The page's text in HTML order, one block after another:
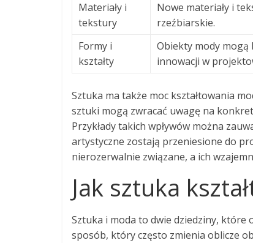
Materiały i
tekstury
Nowe materiały i
rzeźbiarskie.
Formy i
kształty
Obiekty mody mogą
innowacji w
Sztuka ma także moc kształtowania
sztuki mogą zwracać uwagę na
Przykłady takich wpływów można
artystyczne zostają przeniesione do
nierozerwalnie związane, a ich
Jak sztuka
Sztuka i moda to dwie dziedziny, które
sposób, który często zmienia oblicze